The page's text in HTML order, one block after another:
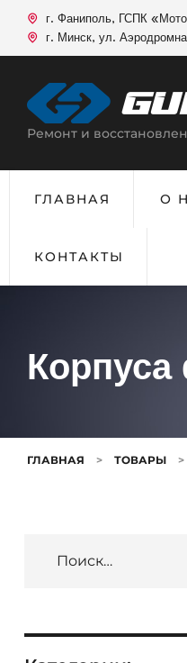
г. Фаниполь, ГСПК
г. Минск, ул.
Ремонт и
ГЛАВНАЯ О
КОНТАКТЫ
ГЛАВНАЯ > ТОВАРЫ >